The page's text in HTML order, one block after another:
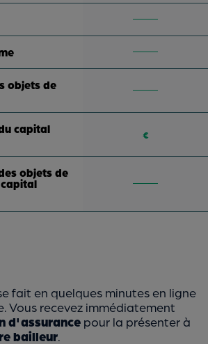
objets de
capital
€
objets de
fait en quelques minutes en ligne
Vous recevez immédiatement
d'assurance pour la présenter à
bailleur